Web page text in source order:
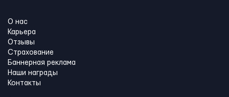
О нас
Карьера
Отзывы
Страхование
Баннерная реклама
Наши награды
Контакты